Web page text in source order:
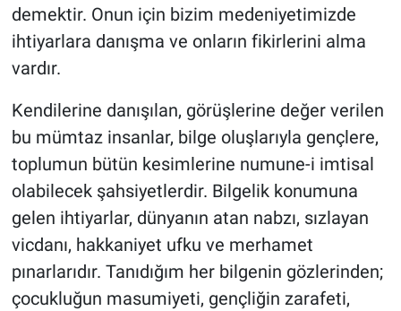
demektir. Onun için bizim medeniyetimizde
ihtiyarlara danışma ve onların fikirlerini alma
vardır.
Kendilerine danışılan, görüşlerine değer verilen
bu mümtaz insanlar, bilge oluşlarıyla gençlere,
toplumun bütün kesimlerine numune-i imtisal
olabilecek şahsiyetlerdir. Bilgelik konumuna
gelen ihtiyarlar, dünyanın atan nabzı, sızlayan
vicdanı, hakkaniyet ufku ve merhamet
pınarlarıdır. Tanıdığım her bilgenin gözlerinden;
çocukluğun masumiyeti, gençliğin zarafeti,